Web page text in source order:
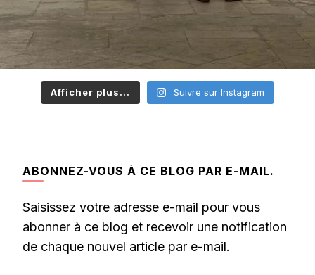
Afficher plus... Suivre sur Instagram
ABONNEZ-VOUS À CE BLOG PAR E-MAIL.
Saisissez votre adresse e-mail pour vous
abonner à ce blog et recevoir une notification
de chaque nouvel article par e-mail.